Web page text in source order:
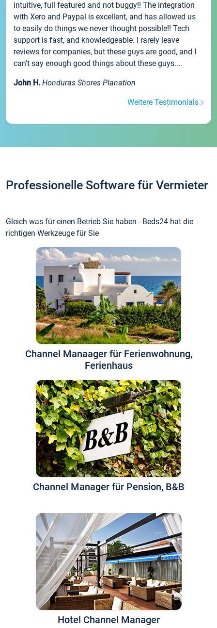
intuitive, full featured and not buggy!! The integration
with Xero and Paypal is excellent, and has allowed us
to easily do things we never thought possible!! Tech
support is fast, and knowledgeable. I rarely leave
reviews for companies, but these guys are good, and I
can't say enough good things about these guys....
John H. Honduras Shores Planation
Weitere Testimonials
Professionelle Software für Vermieter
Gleich was für einen Betrieb Sie haben - Beds24 hat die
richtigen Werkzeuge für Sie
Channel Manaager für Ferienwohnung,
Ferienhaus
Channel Manager für Pension, B&B
Hotel Channel Manager